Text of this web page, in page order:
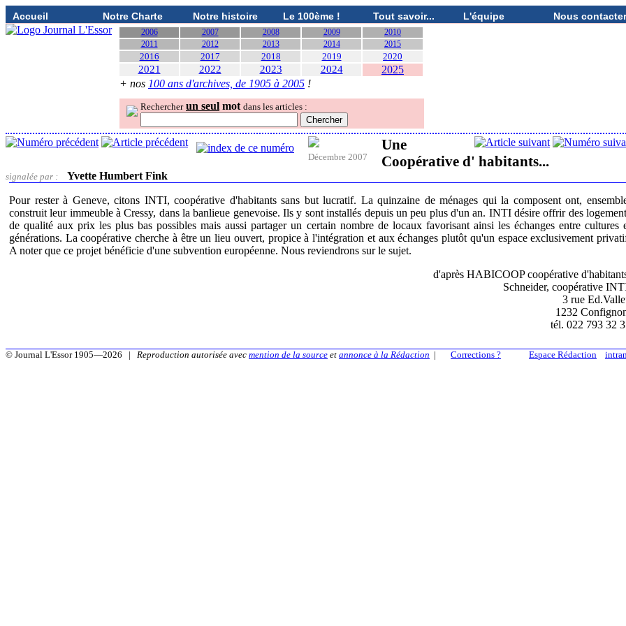
Accueil Notre Charte Notre histoire Le 100ème ! Tout savoir... L'équipe Nous contacter
2006 2007 2008 2009
2010
2011
2012 2013 2014 2015
2016 2017 2018 2019 2020
2021 2022 2023 2024
2025
+ nos 100 ans d'archives, de 1905 à 2005 !
Rechercher un seul mot dans les articles :
Décembre 2007
Une
Coopérative d' habitants...
signalée par : Yvette Humbert Fink
Pour rester à Geneve, citons INTI, coopérative d'habitants sans but lucratif. La quinzaine de ménages qui la composent ont,
construit leur immeuble à Cressy, dans la banlieue genevoise. Ils y sont installés depuis un peu plus d'un an. INTI désire offrir des
de qualité aux prix les plus bas possibles mais aussi partager un certain nombre de locaux favorisant ainsi les échanges entre cultures
générations. La coopérative cherche à être un lieu ouvert, propice à l'intégration et aux échanges plutôt qu'un espace exclusivement
A noter que ce projet bénéficie d'une subvention européenne. Nous reviendrons sur le sujet.
d'après HABICOOP coopérative
Schneider, coopérative
3 rue
1232
tél. 022 793 32
Espace Rédaction
© Journal L'Essor 1905—2026 | Reproduction autorisée avec mention de la source et annonce à la Rédaction | Corrections ?